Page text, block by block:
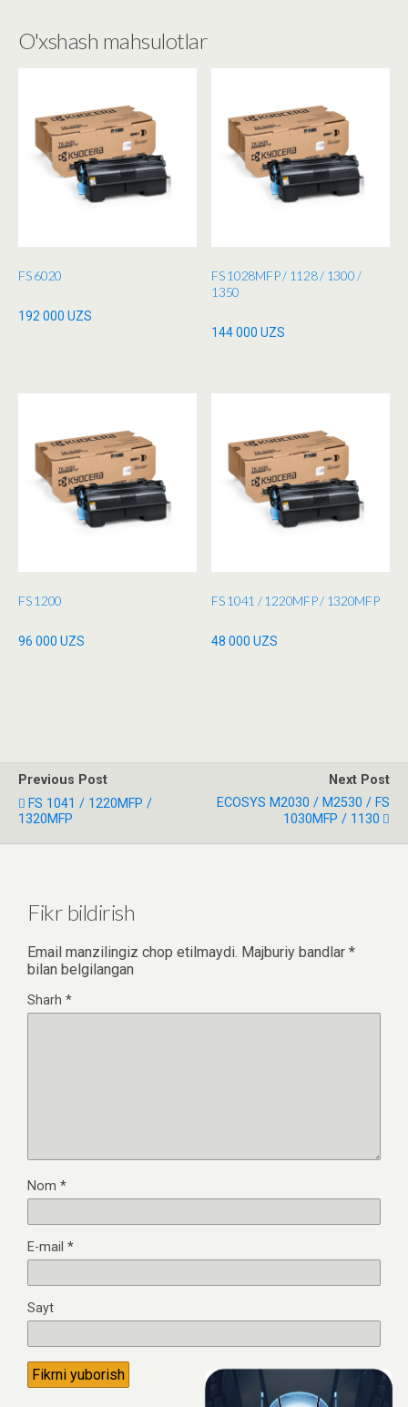
O'xshash mahsulotlar
FS 6020
192 000 UZS
FS 1028MFP / 1128 / 1300 /
1350
144 000UZS
FS 1200
96 000 UZS
FS 1041 / 1220MFP / 1320MFP
48 000UZS
Previous Post
FS 1041 / 1220MFP /
1320MFP
Next Post
ECOSYS M2030 / M2530 / FS
1030MFP / 1130
Fikr bildirish
Email manzilingiz chop etilmaydi. Majburiy bandlar *
bilan belgilangan
Sharh *
Nom *
E-mail *
Sayt